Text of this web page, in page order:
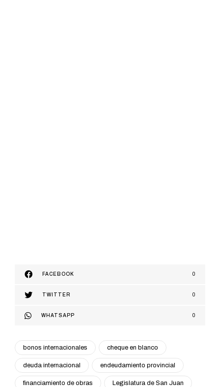
FACEBOOK 0
TWITTER 0
WHATSAPP 0
bonos internacionales cheque en blanco
deuda internacional endeudamiento provincial
financiamiento de obras Legislatura de San Juan